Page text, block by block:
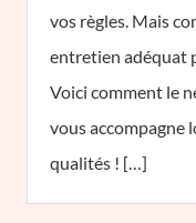
vos règles. Mais
entretien adéquat
Voici comment le
vous accompagne
qualités ! […]